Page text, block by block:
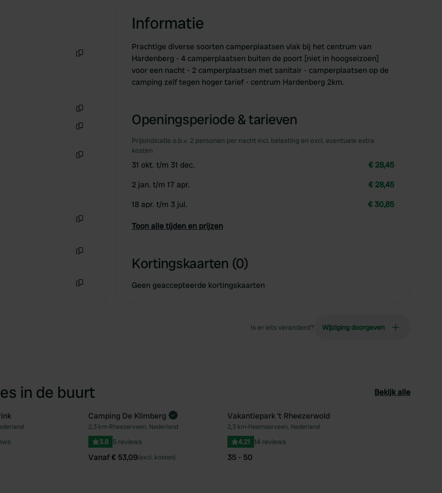
Informatie
Prachtige diverse soorten camperplaatsen vlak bij het centrum van
Hardenberg - 4 camperplaatsen buiten de poort [niet in hoogseizoen]
voor een nacht - 2 camperplaatsen met sanitair - camperplaatsen op de
camping zelf tegen hoger tarief - centrum Hardenberg 2km.
Openingsperiode & tarieven
Prijsindicatie o.b.v. 2 personen per nacht incl. belasting en excl. eventuele extra
kosten
31 okt. t/m 31 dec.
€ 28,45
2 jan. t/m 17 apr.
€ 28,45
18 apr. t/m 3 jul.
€ 30,85
Toon alle tijden en prijzen
Kortingskaarten (0)
Geen geaccepteerde kortingskaarten
Is er iets veranderd? Wijziging doorgeven
in de buurt Bekijk alle
Favoriet Favoriet
Boek direct
Camping De Klimberg
2,3 km•Rheezerveen, Nederland
3.8 5 reviews
Vanaf € 53,09(excl. kosten)
Vakantiepark 't Rheezerwold
2,3 km•Heemserveen, Nederland
4.21 14 reviews
35 - 50